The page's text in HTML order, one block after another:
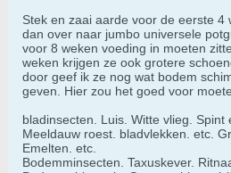
Stek en zaai aarde voor de eerste 4
dan over naar jumbo universele
voor 8 weken voeding in moeten
weken krijgen ze ook grotere
door geef ik ze nog wat bodem
geven. Hier zou het goed voor
bladinsecten. Luis. Witte vlieg. Spint
Meeldauw roest. bladvlekken. etc.
Emelten. etc.
Bodemminsecten. Taxuskever.